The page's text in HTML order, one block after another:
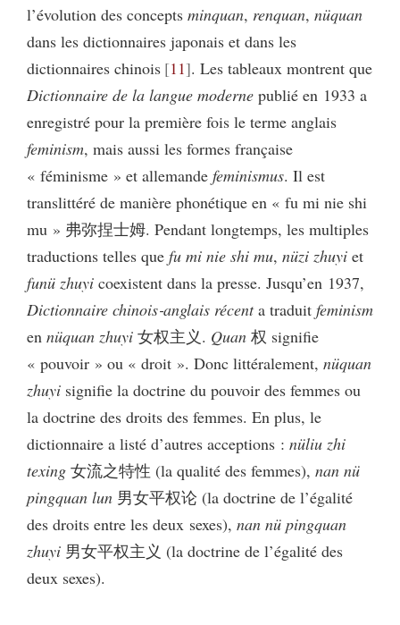
l’évolution des concepts minquan, renquan, nüquan
dans les dictionnaires japonais et dans les
dictionnaires chinois 11 . Les tableaux montrent que
Dictionnaire de la langue moderne publié en 1933 a
enregistré pour la première fois le terme anglais
feminism, mais aussi les formes française
« féminisme » et allemande feminismus. Il est
translittéré de manière phonétique en « fu mi nie shi
mu » 弗弥捏士姆. Pendant longtemps, les multiples
traductions telles que fu mi nie shi mu, nüzi zhuyi et
funü zhuyi coexistent dans la presse. Jusqu’en 1937,
Dictionnaire chinois‑anglais récenta traduit feminism
en nüquan zhuyi 女权主义. Quan 权 signifie
« pouvoir » ou « droit ». Donc littéralement, nüquan
zhuyi signifie la doctrine du pouvoir des femmes ou
la doctrine des droits des femmes. En plus, le
dictionnaire a listé d’autres acceptions : nüliu zhi
texing 女流之特性 (la qualité des femmes), nan nü
pingquan lun 男女平权论 (la doctrine de l’égalité
des droits entre les deux sexes), nan nü pingquan
zhuyi 男女平权主义 (la doctrine de l’égalité des
deux sexes).